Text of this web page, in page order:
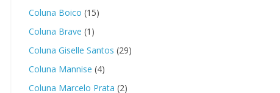
Coluna Boico (15)
Coluna Brave (1)
Coluna Giselle Santos (29)
Coluna Mannise (4)
Coluna Marcelo Prata (2)